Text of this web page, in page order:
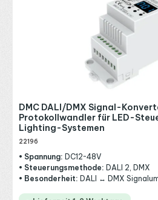
DMC DALI/DMX Signal-
Protokollwandler für LED-
Lighting-Systemen
22196
• Spannung: DC12~48V
• Steuerungsmethode: DALI 2, DMX
• Besonderheit: DALI ↔ DMX